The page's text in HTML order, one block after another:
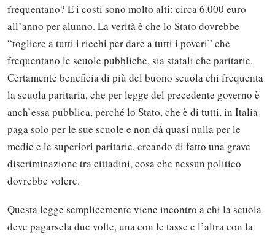
frequentano? E i costi sono molto alti: circa 6.000 euro
all’anno per alunno. La verità è che lo Stato dovrebbe
“togliere a tutti i ricchi per dare a tutti i poveri” che
frequentano le scuole pubbliche, sia statali che paritarie.
Certamente beneficia di più del buono scuola chi frequenta
la scuola paritaria, che per legge del precedente governo è
anch’essa pubblica, perché lo Stato, che è di tutti, in Italia
paga solo per le sue scuole e non dà quasi nulla per le
medie e le superiori paritarie, creando di fatto una grave
discriminazione tra cittadini, cosa che nessun politico
dovrebbe volere.
Questa legge semplicemente viene incontro a chi la scuola
deve pagarsela due volte, una con le tasse e l’altra con la